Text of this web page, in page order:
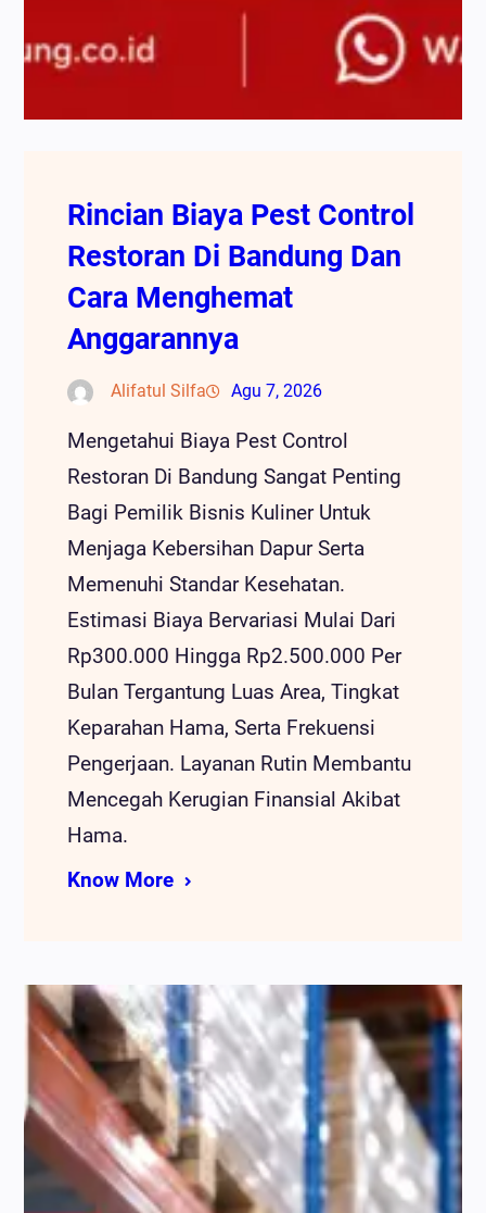
Rincian Biaya Pest Control
Restoran Di Bandung Dan
Cara Menghemat
Anggarannya
Alifatul Silfa Agu 7, 2026
Mengetahui Biaya Pest Control
Restoran Di Bandung Sangat Penting
Bagi Pemilik Bisnis Kuliner Untuk
Menjaga Kebersihan Dapur Serta
Memenuhi Standar Kesehatan.
Estimasi Biaya Bervariasi Mulai Dari
Rp300.000 Hingga Rp2.500.000 Per
Bulan Tergantung Luas Area, Tingkat
Keparahan Hama, Serta Frekuensi
Pengerjaan. Layanan Rutin Membantu
Mencegah Kerugian Finansial Akibat
Hama.
Know More